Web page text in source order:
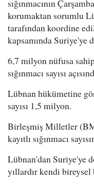
sığınmacının
korumaktan sorumlu
tarafından koordine
kapsamında Suriye'ye
6,7 milyon nüfusa
sığınmacı sayısı
Lübnan hükümetine
sayısı 1,5 milyon.
Birleşmiş Milletler
kayıtlı sığınmacı
Lübnan'dan Suriye'ye
yıllardır kendi